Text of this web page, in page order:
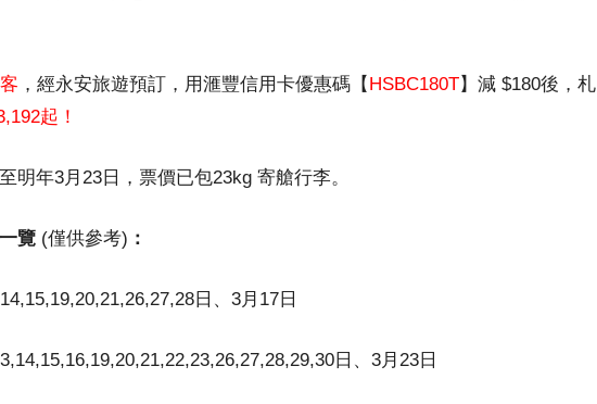
，經永安旅遊預訂，用滙豐信用卡優惠碼【 HSBC180T】減 $180後，札
起！
明年3月23日，票價已包23kg 寄艙行李。
覽 (僅供參考) ：
日、3月17日
日、3月23日